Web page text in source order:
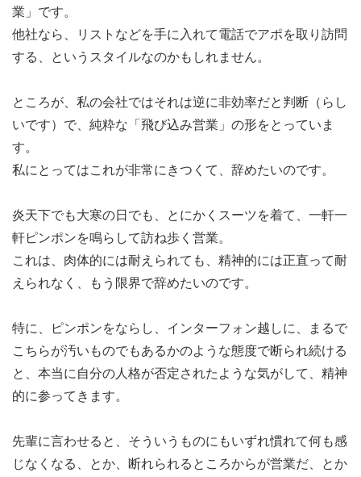
業」です。
他社なら、リストなどを手に入れて電話でアポを取り訪問
する、というスタイルなのかもしれません。
ところが、私の会社ではそれは逆に非効率だと判断（らし
いです）で、純粋な「飛び込み営業」の形をとっていま
す。
私にとってはこれが非常にきつくて、辞めたいのです。
炎天下でも大寒の日でも、とにかくスーツを着て、一軒一
軒ピンポンを鳴らして訪ね歩く営業。
これは、肉体的には耐えられても、精神的には正直って耐
えられなく、もう限界で辞めたいのです。
特に、ピンポンをならし、インターフォン越しに、まるで
こちらが汚いものでもあるかのような態度で断られ続ける
と、本当に自分の人格が否定されたような気がして、精神
的に参ってきます。
先輩に言わせると、そういうものにもいずれ慣れて何も感
じなくなる、とか、断れられるところからが営業だ、とか